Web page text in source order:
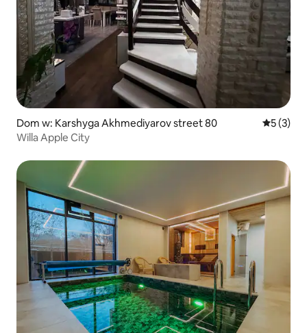
Dom w: Karshyga Akhmediyarov street 80 Średnia
5 (3)
Willa Apple City